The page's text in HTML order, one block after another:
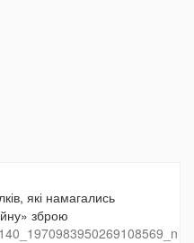
які намагались
зброю